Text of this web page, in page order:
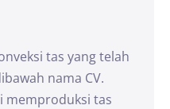
tas yang telah
nama CV.
memproduksi tas